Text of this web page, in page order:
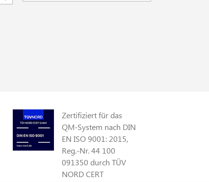
Zertifiziert für das
QM-System nach DIN
EN ISO 9001: 2015,
Reg.-Nr. 44 100
091350 durch TÜV
NORD CERT